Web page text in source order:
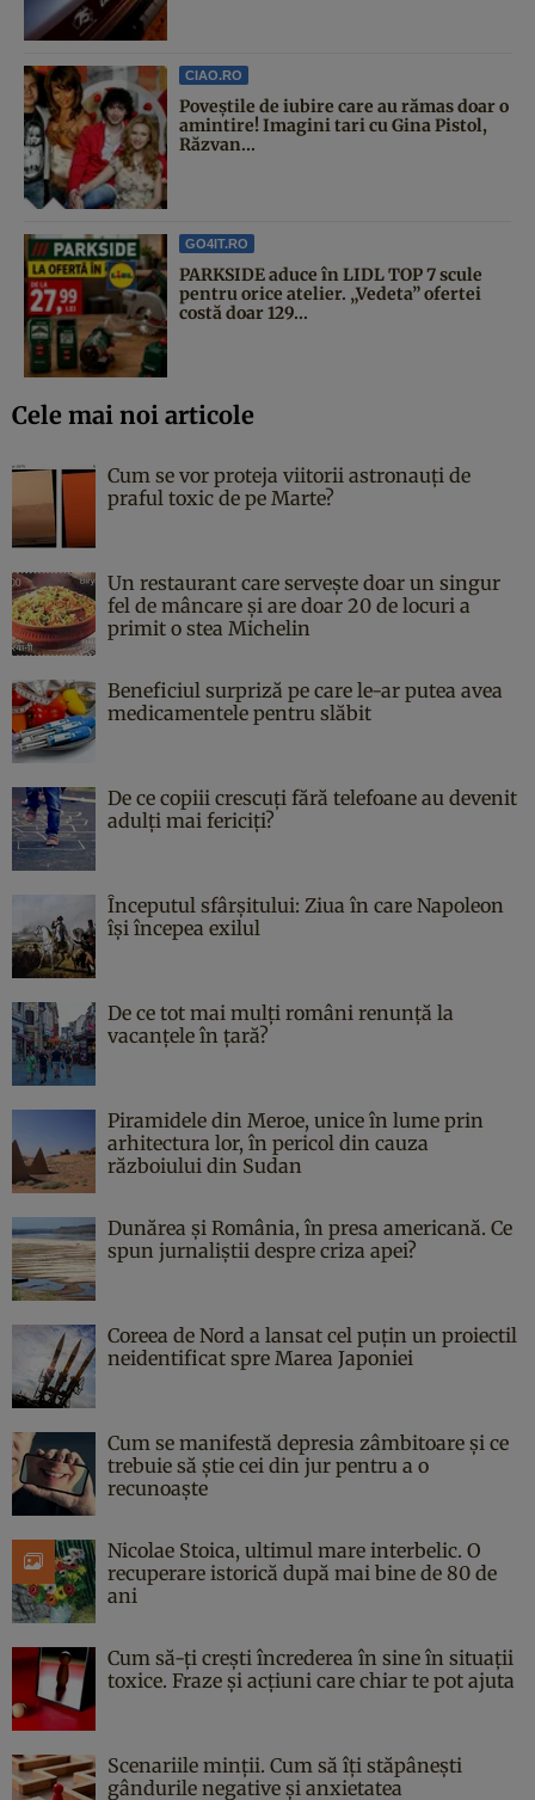
CIAO.RO
Poveştile de iubire care au rămas doar o
amintire! Imagini tari cu Gina Pistol,
Răzvan...
GO4IT.RO
PARKSIDE aduce în LIDL TOP 7 scule
pentru orice atelier. „Vedeta” ofertei
costă doar 129...
Cele mai noi articole
Cum se vor proteja viitorii astronauți de
praful toxic de pe Marte?
Un restaurant care servește doar un singur
fel de mâncare și are doar 20 de locuri a
primit o stea Michelin
Beneficiul surpriză pe care le-ar putea avea
medicamentele pentru slăbit
De ce copiii crescuți fără telefoane au devenit
adulți mai fericiți?
Începutul sfârşitului: Ziua în care Napoleon
îşi începea exilul
De ce tot mai mulți români renunță la
vacanțele în țară?
Piramidele din Meroe, unice în lume prin
arhitectura lor, în pericol din cauza
războiului din Sudan
Dunărea și România, în presa americană. Ce
spun jurnaliștii despre criza apei?
Coreea de Nord a lansat cel puțin un proiectil
neidentificat spre Marea Japoniei
Cum se manifestă depresia zâmbitoare și ce
trebuie să știe cei din jur pentru a o
recunoaște
Nicolae Stoica, ultimul mare interbelic. O
recuperare istorică după mai bine de 80 de
ani
Cum să-ți crești încrederea în sine în situații
toxice. Fraze și acțiuni care chiar te pot ajuta
Scenariile minții. Cum să îți stăpânești
gândurile negative și anxietatea